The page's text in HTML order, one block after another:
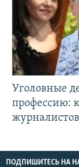
Уголовные
профессию:
ПОДПИШИТЕСЬ НА